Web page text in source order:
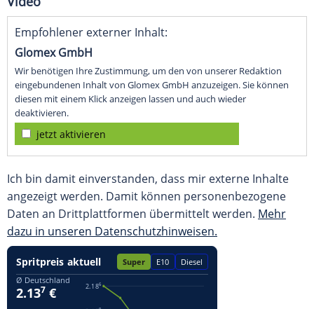
Empfohlener externer Inhalt:
Glomex GmbH
Wir benötigen Ihre Zustimmung, um den von unserer Redaktion
eingebundenen Inhalt von Glomex GmbH anzuzeigen. Sie können
diesen mit einem Klick anzeigen lassen und auch wieder
deaktivieren.
jetzt aktivieren
Ich bin damit einverstanden, dass mir externe Inhalte
angezeigt werden. Damit können personenbezogene
Daten an Drittplattformen übermittelt werden. Mehr
dazu in unseren Datenschutzhinweisen.